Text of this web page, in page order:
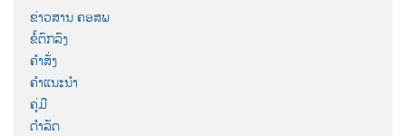
ຂ່າວສານ ຄອສພ
ຂໍ້ຕົກລົງ
ຄຳສັ່ງ
ຄຳແນະນຳ
ຄູ່ມື
ດຳລັດ